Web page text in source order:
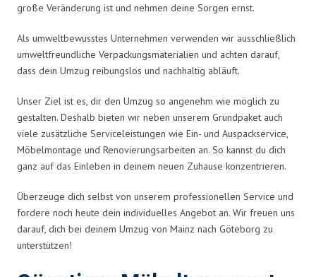
große Veränderung ist und nehmen deine Sorgen ernst.
Als umweltbewusstes Unternehmen verwenden wir ausschließlich
umweltfreundliche Verpackungsmaterialien und achten darauf,
dass dein Umzug reibungslos und nachhaltig abläuft.
Unser Ziel ist es, dir den Umzug so angenehm wie möglich zu
gestalten. Deshalb bieten wir neben unserem Grundpaket auch
viele zusätzliche Serviceleistungen wie Ein- und Auspackservice,
Möbelmontage und Renovierungsarbeiten an. So kannst du dich
ganz auf das Einleben in deinem neuen Zuhause konzentrieren.
Überzeuge dich selbst von unserem professionellen Service und
fordere noch heute dein individuelles Angebot an. Wir freuen uns
darauf, dich bei deinem Umzug von Mainz nach Göteborg zu
unterstützen!